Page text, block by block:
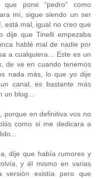
que pone "pedro" como
mí, sigue siendo un ser
está mal, igual no creo que
dije que Tinelli empezaba
hablé mal de nadie por
a cualquiera... Este es un
de ve en cuando tenemos
nada más, lo que yo dije
canal, es bastante más
blog...
porque en definitiva vos no
como si me dedicara a
dije que había rumores y
y él mismo en varias
versión existía pero que